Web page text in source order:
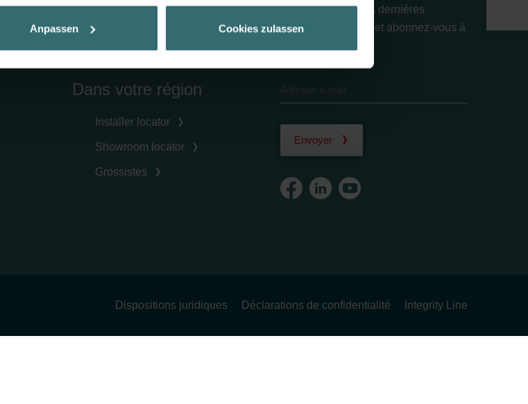
Nutzererfahrung zu ermöglichen und Ihnen maßgeschneiderte Informationen
Alle Einwilligungen können Sie selbstverständlich über einen Link in der
Anpassen Cookies zulassen
Ventilation
Radiateurs design
Industrial Air Purification
Dans votre région
Installer locator
Showroom locator
Grossistes
Restez informé des dernières
actualités Zehnder et abonnez-vous à
Envoyer
Dispositions juridiques Déclarations de confidentialité Integrity Line